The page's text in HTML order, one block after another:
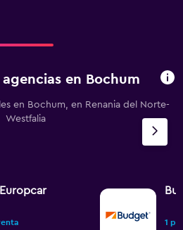
en Bochum
en Bochum, en Renania del Norte-
Westfalia
1